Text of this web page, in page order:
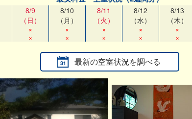
8/9 8/10 8/11 8/12 8/13
（日） （月） （火） （水） （木）
× × × × ×
× × × × ×
最新の空室状況を調べる